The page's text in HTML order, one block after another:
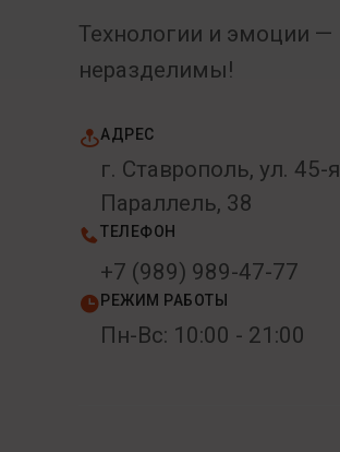
Технологии и эмоции —
неразделимы!
АДРЕС
г. Ставрополь, ул. 45-я
Параллель, 38
ТЕЛЕФОН
+7 (989) 989-47-77
РЕЖИМ РАБОТЫ
Пн-Вс: 10:00 - 21:00